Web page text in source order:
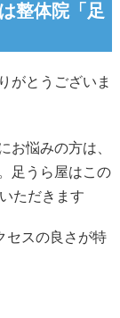
整体院「足
がとうございま
お悩みの方は、
足うら屋はこの
ただきます
セスの良さが特